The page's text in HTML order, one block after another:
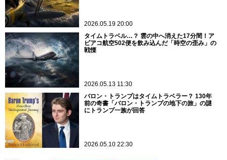
2026.05.19 20:00
タイムトラベル…？ 雲の中へ消えた17分間！ア
ビアコ航空502便を飲み込んだ「時空の歪み」の
戦慄
2026.05.13 11:30
バロン・トランプはタイムトラベラー？ 130年
前の奇書「バロン・トランプの地下の旅」の謎
にトランプ一族が回答
2026.05.10 22:30